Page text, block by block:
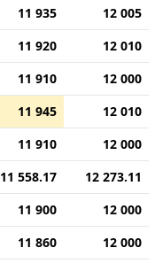
11 935
12 005
11 920
12 010
11 910
12 000
11 945
12 010
11 910
12 000
11 558.17
12 273.11
11 900
12 000
11 860
12 000